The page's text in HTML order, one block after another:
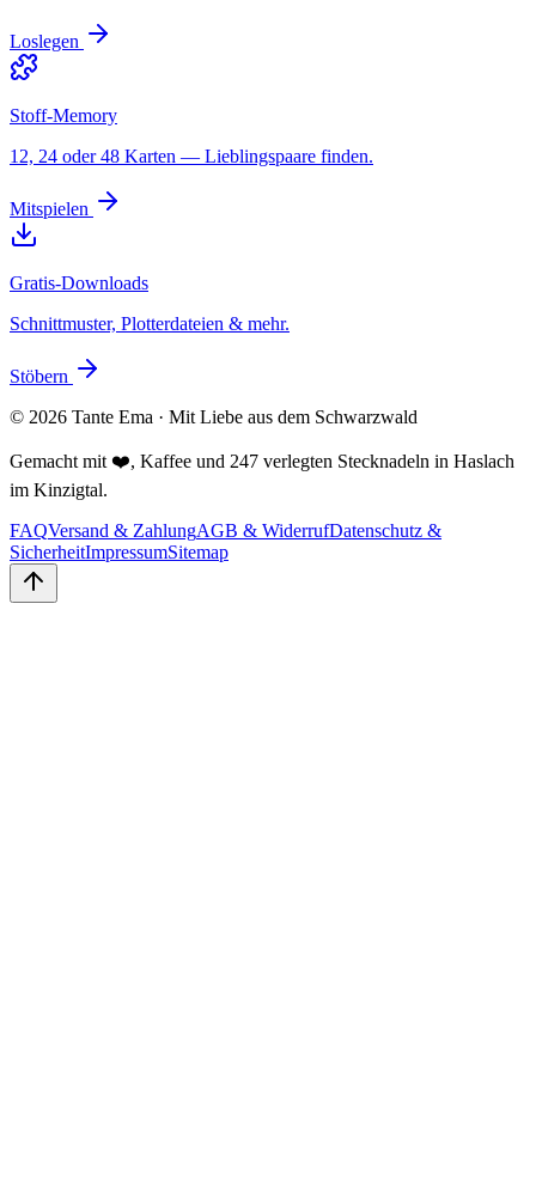
Loslegen
Stoff-Memory
12, 24 oder 48 Karten — Lieblingspaare finden.
Mitspielen
Gratis-Downloads
Schnittmuster, Plotterdateien & mehr.
Stöbern
© 2026 Tante Ema · Mit Liebe aus dem Schwarzwald
Gemacht mit ❤️, Kaffee und 247 verlegten Stecknadeln in Haslach
im Kinzigtal.
FAQVersand & ZahlungAGB & WiderrufDatenschutz &
SicherheitImpressumSitemap